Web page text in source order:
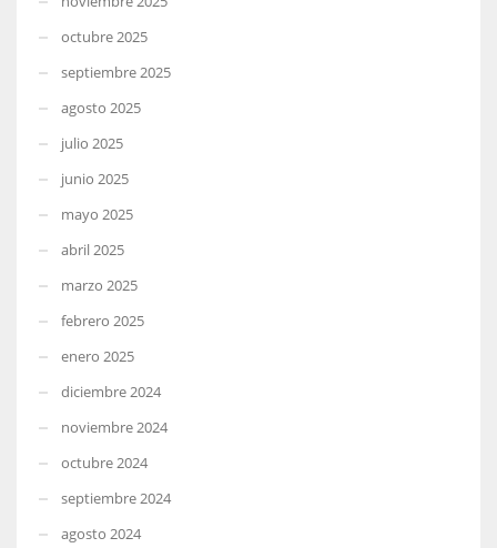
octubre 2025
septiembre 2025
agosto 2025
julio 2025
junio 2025
mayo 2025
abril 2025
marzo 2025
febrero 2025
enero 2025
diciembre 2024
noviembre 2024
octubre 2024
septiembre 2024
agosto 2024